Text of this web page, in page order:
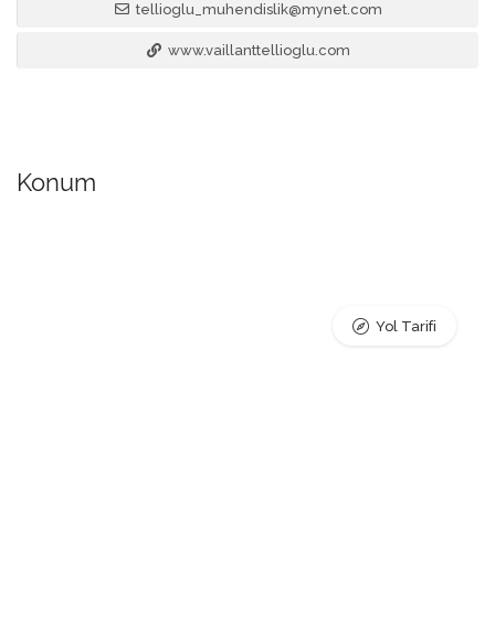
tellioglu_muhendislik@mynet.com
www.vaillanttellioglu.com
Konum
Yol Tarifi